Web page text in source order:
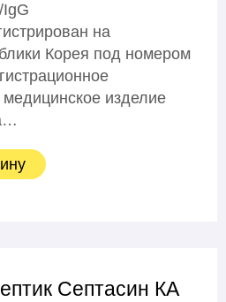
на
Корея под номером
изделие
Септасин КА